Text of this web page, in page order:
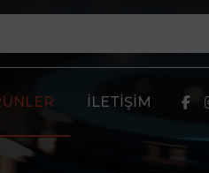
İLETIŞIM